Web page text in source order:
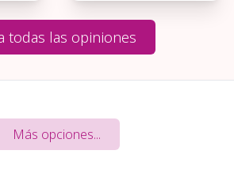
todas las opiniones
Más opciones...